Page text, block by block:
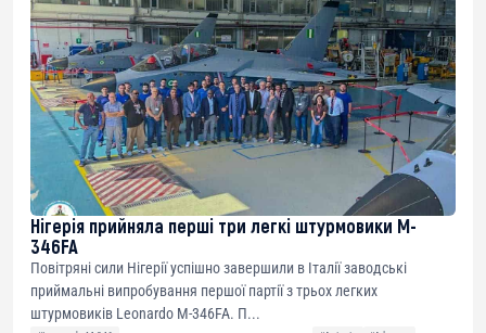
Нігерія прийняла перші три легкі штурмовики M-
346FA
Повітряні сили Нігерії успішно завершили в Італії заводські
приймальні випробування першої партії з трьох легких
штурмовиків Leonardo M-346FA. П...